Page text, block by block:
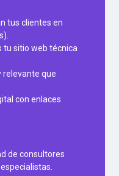
tus clientes en
sitio web técnica
relevante que
con enlaces
de consultores